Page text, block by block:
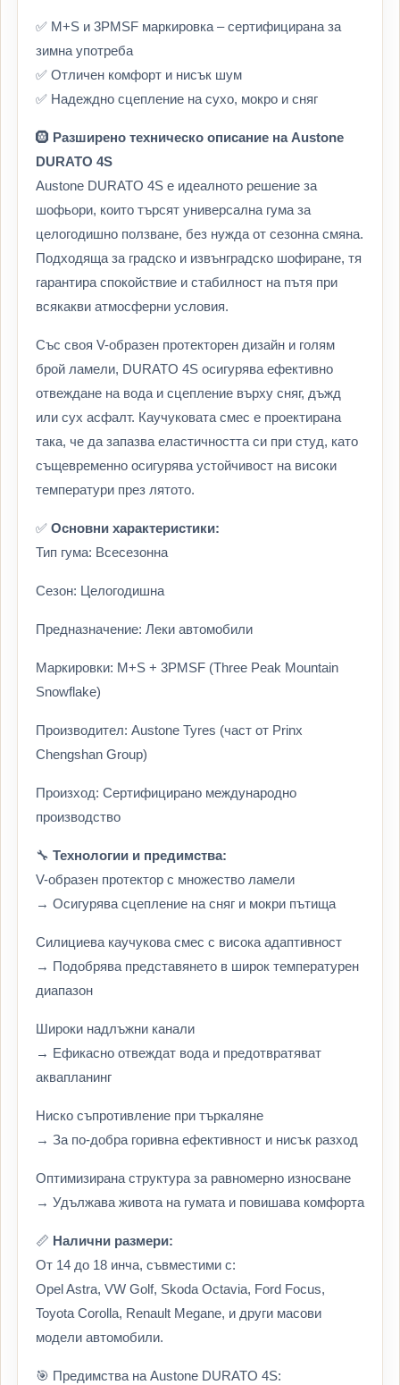
✅ M+S и 3PMSF маркировка – сертифицирана за
зимна употреба
✅ Отличен комфорт и нисък шум
✅ Надеждно сцепление на сухо, мокро и сняг
🛞 Разширено техническо описание на Austone
DURATO 4S
Austone DURATO 4S е идеалното решение за
шофьори, които търсят универсална гума за
целогодишно ползване, без нужда от сезонна смяна.
Подходяща за градско и извънградско шофиране, тя
гарантира спокойствие и стабилност на пътя при
всякакви атмосферни условия.
Със своя V-образен протекторен дизайн и голям
брой ламели, DURATO 4S осигурява ефективно
отвеждане на вода и сцепление върху сняг, дъжд
или сух асфалт. Каучуковата смес е проектирана
така, че да запазва еластичността си при студ, като
същевременно осигурява устойчивост на високи
температури през лятото.
✅ Основни характеристики:
Тип гума: Всесезонна
Сезон: Целогодишна
Предназначение: Леки автомобили
Маркировки: M+S + 3PMSF (Three Peak Mountain
Snowflake)
Производител: Austone Tyres (част от Prinx
Chengshan Group)
Произход: Сертифицирано международно
производство
🔧 Технологии и предимства:
V-образен протектор с множество ламели
→ Осигурява сцепление на сняг и мокри пътища
Силициева каучукова смес с висока адаптивност
→ Подобрява представянето в широк температурен
диапазон
Широки надлъжни канали
→ Ефикасно отвеждат вода и предотвратяват
аквапланинг
Ниско съпротивление при търкаляне
→ За по-добра горивна ефективност и нисък разход
Оптимизирана структура за равномерно износване
→ Удължава живота на гумата и повишава комфорта
📏 Налични размери:
От 14 до 18 инча, съвместими с:
Opel Astra, VW Golf, Skoda Octavia, Ford Focus,
Toyota Corolla, Renault Megane, и други масови
модели автомобили.
🎯 Предимства на Austone DURATO 4S: